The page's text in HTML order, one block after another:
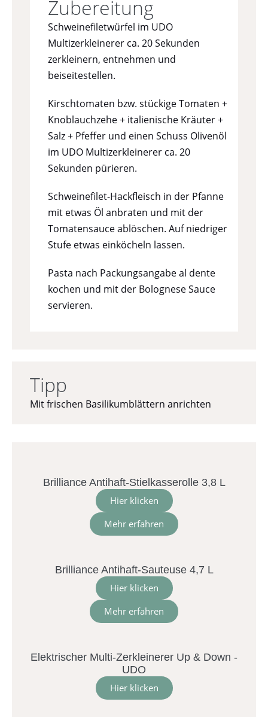
Zubereitung
Schweinefiletwürfel im UDO
Multizerkleinerer ca. 20 Sekunden
zerkleinern, entnehmen und
beiseitestellen.
Kirschtomaten bzw. stückige Tomaten +
Knoblauchzehe + italienische Kräuter +
Salz + Pfeffer und einen Schuss Olivenöl
im UDO Multizerkleinerer ca. 20
Sekunden pürieren.
Schweinefilet-Hackfleisch in der Pfanne
mit etwas Öl anbraten und mit der
Tomatensauce ablöschen. Auf niedriger
Stufe etwas einköcheln lassen.
Pasta nach Packungsangabe al dente
kochen und mit der Bolognese Sauce
servieren.
Tipp
Mit frischen Basilikumblättern anrichten
Brilliance Antihaft-Stielkasserolle 3,8 L
Hier klicken
Mehr erfahren
Brilliance Antihaft-Sauteuse 4,7 L
Hier klicken
Mehr erfahren
Elektrischer Multi-Zerkleinerer Up & Down -
UDO
Hier klicken